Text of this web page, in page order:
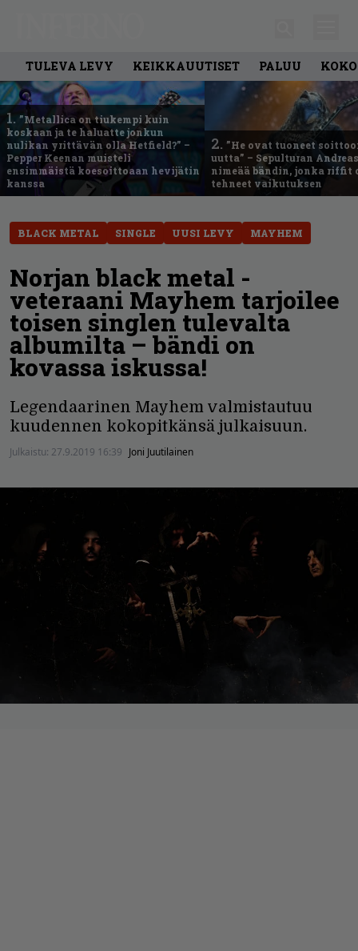
TULEVA LEVY KEIKKAUUTISET PALUU
1. ”Metallica on tiukempi kuin
koskaan ja te haluatte jonkun
nulikan yrittävän olla Hetfield?” –
Pepper Keenan muisteli
ensimmäistä koesoittoaan hevijätin
kanssa
2. ”He ovat tuoneet
uutta” – Sepulturan
nimeää bändin, jonka riffit
tehneet vaikutuksen
BLACK METAL SINGLE UUSI LEVY MAYHEM
Norjan black metal -
veteraani Mayhem tarjoilee
toisen singlen tulevalta
albumilta – bändi on
kovassa iskussa!
Legendaarinen Mayhem valmistautuu
kuudennen kokopitkänsä julkaisuun.
Julkaistu: 27.9.2019 16:39 Joni Juutilainen